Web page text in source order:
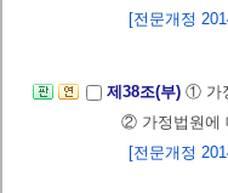
[전문개정
제38조(부) ① 가
② 가정법원에
[전문개정